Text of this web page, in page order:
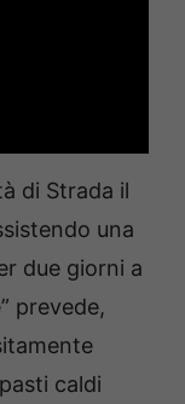
di Strada il
una
due giorni a
prevede,
caldi